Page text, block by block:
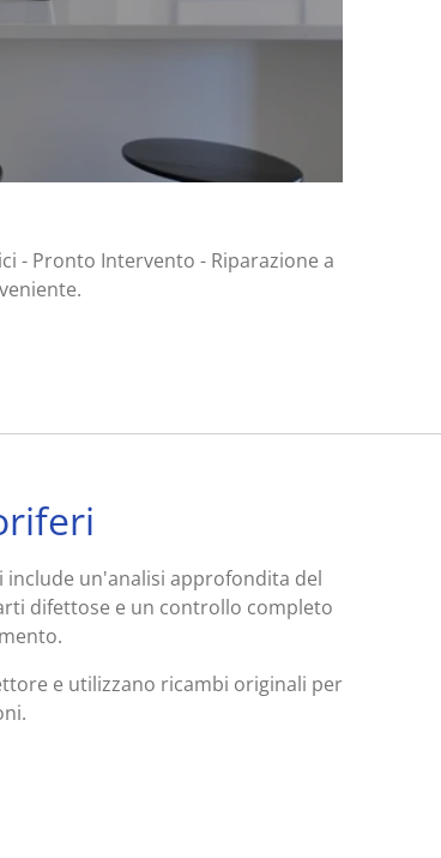
- Pronto Intervento - Riparazione a
un'analisi approfondita del
difettose e un controllo completo
e utilizzano ricambi originali per